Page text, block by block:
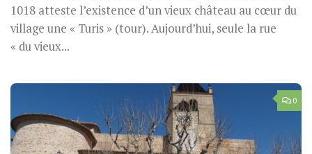
1018 atteste l’existence d’un vieux château au cœur du
village une « Turis » (tour). Aujourd’hui, seule la rue
« du vieux...
0